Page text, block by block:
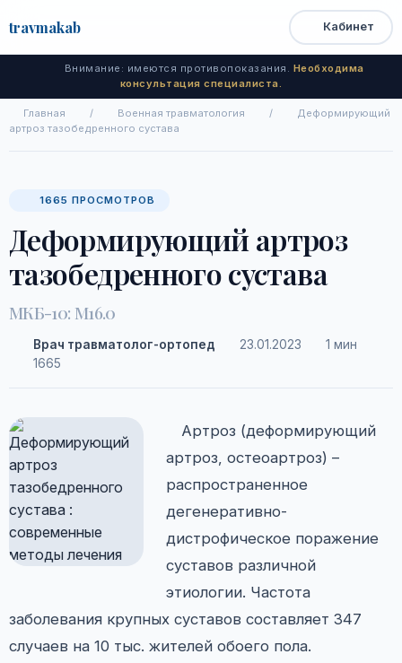
travmakab
Открыть
меню
Быстрый
доступ
Кабинет
Внимание: имеются противопоказания. Необходима
консультация специалиста.
Главная / Военная травматология /
Деформирующий
артроз тазобедренного сустава
1665 ПРОСМОТРОВ
Деформирующий артроз
тазобедренного сустава
МКБ-10: M16.0
Врач травматолог-ортопед 23.01.2023
1 мин
1665
Артроз (деформирующий
артроз, остеоартроз) –
распространенное
дегенеративно-
дистрофическое поражение
суставов различной
этиологии. Частота
заболевания крупных суставов составляет 347
случаев на 10 тыс. жителей обоего пола.